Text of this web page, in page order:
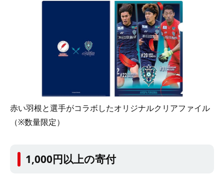
赤い羽根と選手がコラボしたオリジナルクリアファイル
（※数量限定）
1,000円以上の寄付